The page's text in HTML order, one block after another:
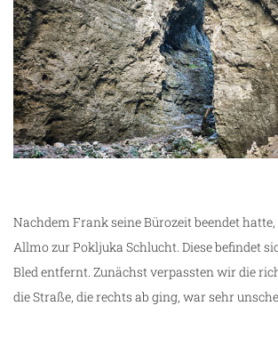
Nachdem Frank seine Bürozeit beendet
Allmo zur Pokljuka Schlucht. Diese befindet
Bled entfernt. Zunächst verpassten wir die
die Straße, die rechts ab ging, war sehr